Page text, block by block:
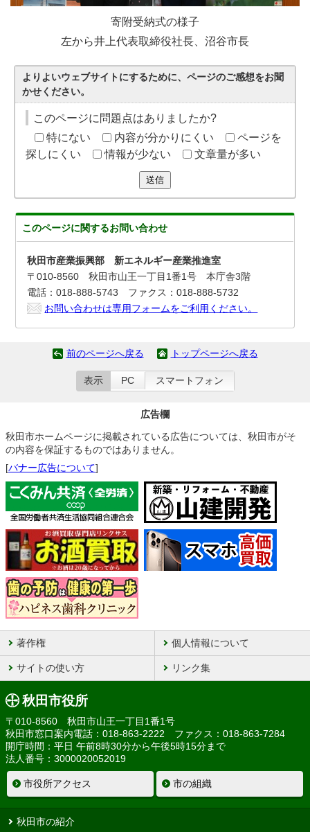
寄附受納式の様子
左から井上代表取締役社長、沼谷市長
よりよいウェブサイトにするために、ページのご感想をお聞
かせください。
このページに問題点はありましたか?
特にない
内容が分かりにくい
ページを
探しにくい
情報が少ない 文章量が多い
送信
このページに関するお問い合わせ
秋田市産業振興部 新エネルギー産業推進室
〒010-8560 秋田市山王一丁目1番1号 本庁舎3階
電話：018-888-5743 ファクス：018-888-5732
お問い合わせは専用フォームをご利用ください。
前のページへ戻る トップページへ戻る
表示 PC スマートフォン
広告欄
秋田市ホームページに掲載されている広告については、秋田市がそ
の内容を保証するものではありません。
[バナー広告について]
著作権 個人情報について
サイトの使い方 リンク集
秋田市役所
〒010-8560 秋田市山王一丁目1番1号
秋田市窓口案内電話：018-863-2222 ファクス：018-863-7284
開庁時間：平日 午前8時30分から午後5時15分まで
法人番号：3000020052019
市役所アクセス 市の組織
秋田市の紹介